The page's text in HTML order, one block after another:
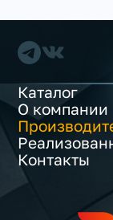
Каталог
О компании
Контакты